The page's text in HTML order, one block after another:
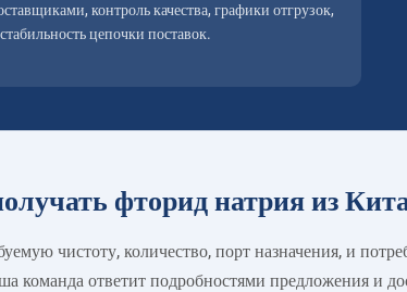
контроль качества, графики отгрузок,
цепочки поставок.
фторид натрия из
чистоту, количество, порт назначения, и
команда ответит подробностями предложения и